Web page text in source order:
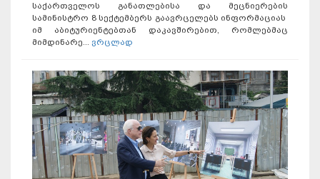
საქართველოს განათლებისა და მეცნიერების
სამინისტრო 8 სექტემბერს გაავრცელებს ინფორმაციას
იმ აბიტურიენტებთან დაკავშირებით, რომლებმაც
მიმდინარე... ვრცლად